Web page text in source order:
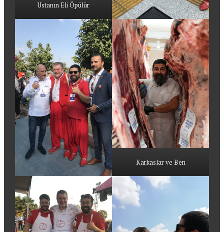
Ustanın Eli Öpülür
Karkaslar ve Ben